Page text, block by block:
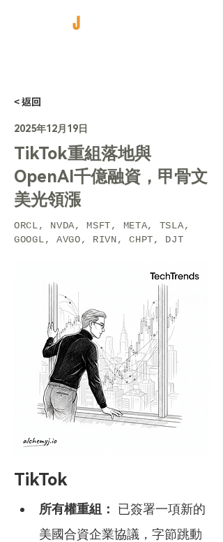
< 返回
2025年12月19日
TikTok重組落地與
OpenAI千億融資，甲骨文
美光領漲
ORCL, NVDA, MSFT, META, TSLA,
GOOGL, AVGO, RIVN, CHPT, DJT
TikTok
所有權重組：
已簽署一項新的
美國合資企業協議，字節跳動